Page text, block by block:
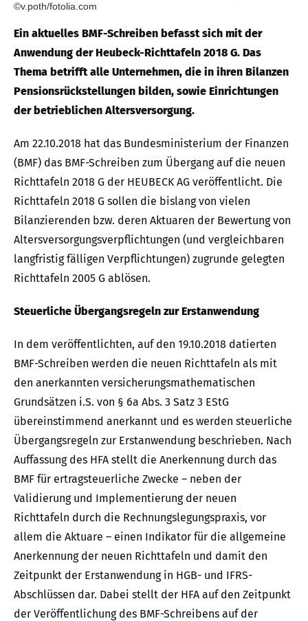
©v.poth/fotolia.com
Ein aktuelles BMF-Schreiben befasst sich mit der
Anwendung der Heubeck-Richttafeln 2018 G. Das
Thema betrifft alle Unternehmen, die in ihren Bilanzen
Pensionsrückstellungen bilden, sowie Einrichtungen
der betrieblichen Altersversorgung.
Am 22.10.2018 hat das Bundesministerium der Finanzen
(BMF) das BMF-Schreiben zum Übergang auf die neuen
Richttafeln 2018 G der HEUBECK AG veröffentlicht. Die
Richttafeln 2018 G sollen die bislang von vielen
Bilanzierenden bzw. deren Aktuaren der Bewertung von
Altersversorgungsverpflichtungen (und vergleichbaren
langfristig fälligen Verpflichtungen) zugrunde gelegten
Richttafeln 2005 G ablösen.
Steuerliche Übergangsregeln zur Erstanwendung
In dem veröffentlichten, auf den 19.10.2018 datierten
BMF-Schreiben werden die neuen Richttafeln als mit
den anerkannten versicherungsmathematischen
Grundsätzen i.S. von § 6a Abs. 3 Satz 3 EStG
übereinstimmend anerkannt und es werden steuerliche
Übergangsregeln zur Erstanwendung beschrieben. Nach
Auffassung des HFA stellt die Anerkennung durch das
BMF für ertragsteuerliche Zwecke – neben der
Validierung und Implementierung der neuen
Richttafeln durch die Rechnungslegungspraxis, vor
allem die Aktuare – einen Indikator für die allgemeine
Anerkennung der neuen Richttafeln und damit den
Zeitpunkt der Erstanwendung in HGB- und IFRS-
Abschlüssen dar. Dabei stellt der HFA auf den Zeitpunkt
der Veröffentlichung des BMF-Schreibens auf der